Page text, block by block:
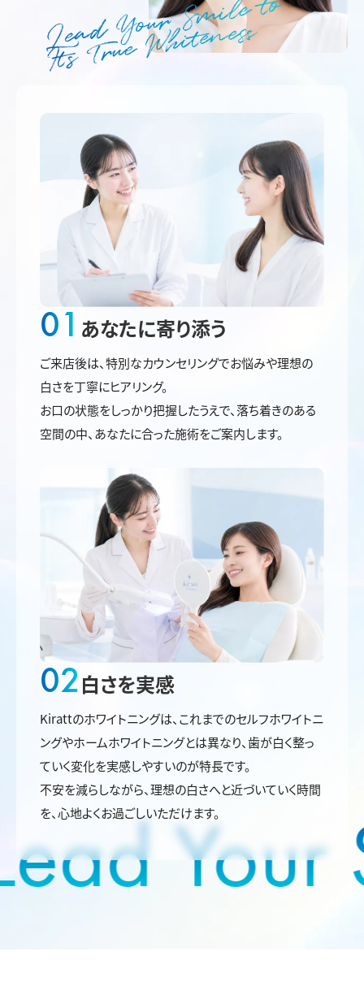
01 あなたに寄り添う
ご来店後は、特別なカウンセリングでお悩みや理想の
白さを丁寧にヒアリング。
お口の状態をしっかり把握したうえで、落ち着きのある
空間の中、あなたに合った施術をご案内します。
02白さを実感
Kirattのホワイトニングは、これまでのセルフホワイトニ
ングやホームホワイトニングとは異なり、歯が白く整っ
ていく変化を実感しやすいのが特長です。
不安を減らしながら、理想の白さへと近づいていく時間
を、心地よくお過ごしいただけます。Your